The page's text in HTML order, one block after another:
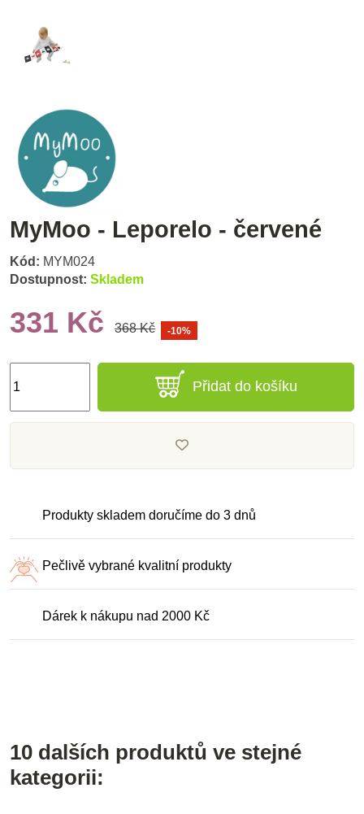
MyMoo - Leporelo - červené
Kód: MYM024
Dostupnost: Skladem
331 Kč 368 Kč -10%
Přidat do košíku
Produkty skladem doručíme do 3 dnů
Pečlivě vybrané kvalitní produkty
Dárek k nákupu nad 2000 Kč
10 dalších produktů ve stejné
kategorii: